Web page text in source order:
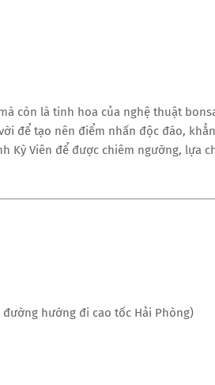
còn là tinh hoa của nghệ thuật
để tạo nên điểm nhấn độc đáo,
Kỳ Viên để được chiêm ngưỡng, lựa
hướng đi cao tốc Hải Phòng)